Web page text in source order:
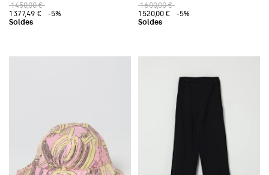
1 450,00 €
1 377,49 €
-5%
1 600,00 €
1 520,00 €
-5%